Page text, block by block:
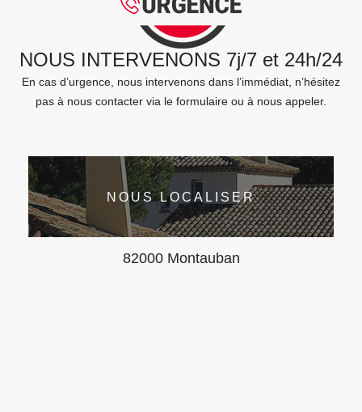
NOUS INTERVENONS 7j/7 et 24h/24
En cas d’urgence, nous intervenons dans l’immédiat, n’hésitez
pas à nous contacter via le formulaire ou à nous appeler.
NOUS LOCALISER
82000 Montauban